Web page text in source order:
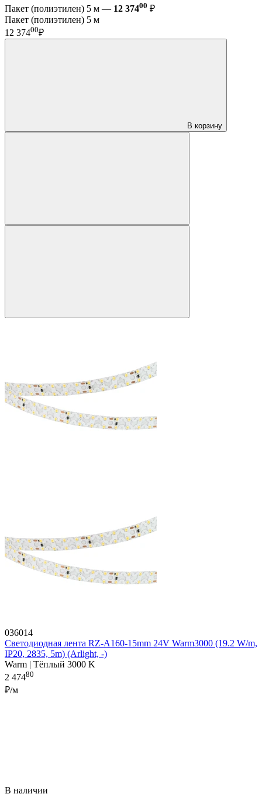
Пакет (полиэтилен) 5 м — 12 37400 ₽
Пакет (полиэтилен) 5 м
12 37400₽
В корзину
036014
Светодиодная лента RZ-A160-15mm 24V Warm3000 (19.2 W/m,
IP20, 2835, 5m) (Arlight, -)
Warm | Тёплый 3000 K
2 47480
₽/м
В наличии